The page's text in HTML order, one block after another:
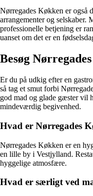
Nørregades Køkken er også
arrangementer og selskaber.
professionelle betjening er
uanset om det er en
Besøg
Er du på udkig efter en
så tag et smut forbi
god mad og glade gæster vil
mindeværdig begivenhed.
Hvad er Nørregades
Nørregades Køkken er en
en lille by i Vestjylland.
hyggelige atmosfære.
Hvad er særligt ved